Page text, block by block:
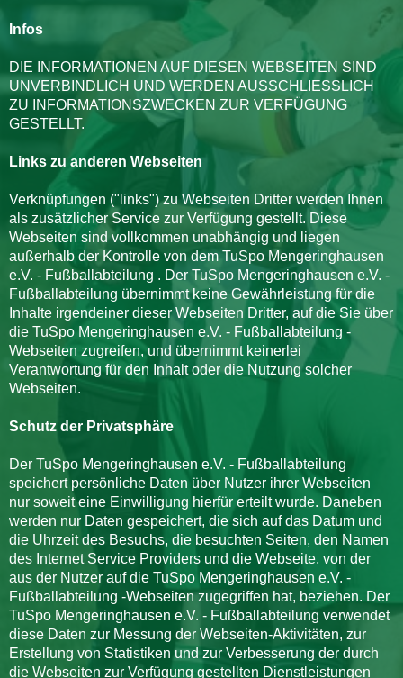
Infos
DIE INFORMATIONEN AUF DIESEN WEBSEITEN SIND
UNVERBINDLICH UND WERDEN AUSSCHLIESSLICH
ZU INFORMATIONSZWECKEN ZUR VERFÜGUNG
GESTELLT.
Links zu anderen Webseiten
Verknüpfungen ("links") zu Webseiten Dritter werden Ihnen
als zusätzlicher Service zur Verfügung gestellt. Diese
Webseiten sind vollkommen unabhängig und liegen
außerhalb der Kontrolle von dem TuSpo Mengeringhausen
e.V. - Fußballabteilung . Der TuSpo Mengeringhausen e.V. -
Fußballabteilung übernimmt keine Gewährleistung für die
Inhalte irgendeiner dieser Webseiten Dritter, auf die Sie über
die TuSpo Mengeringhausen e.V. - Fußballabteilung -
Webseiten zugreifen, und übernimmt keinerlei
Verantwortung für den Inhalt oder die Nutzung solcher
Webseiten.
Schutz der Privatsphäre
Der TuSpo Mengeringhausen e.V. - Fußballabteilung
speichert persönliche Daten über Nutzer ihrer Webseiten
nur soweit eine Einwilligung hierfür erteilt wurde. Daneben
werden nur Daten gespeichert, die sich auf das Datum und
die Uhrzeit des Besuchs, die besuchten Seiten, den Namen
des Internet Service Providers und die Webseite, von der
aus der Nutzer auf die TuSpo Mengeringhausen e.V. -
Fußballabteilung -Webseiten zugegriffen hat, beziehen. Der
TuSpo Mengeringhausen e.V. - Fußballabteilung verwendet
diese Daten zur Messung der Webseiten-Aktivitäten, zur
Erstellung von Statistiken und zur Verbesserung der durch
die Webseiten zur Verfügung gestellten Dienstleistungen